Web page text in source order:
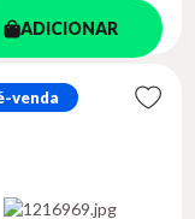
ADICIONAR
venda